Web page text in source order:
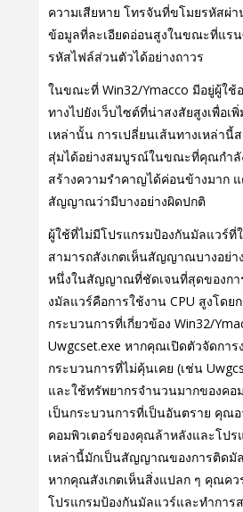
ความเสียหาย โทรจันที่ขโมยรหัสผ่
ข้อมูลที่ละเอียดอ่อนสูงในขณะที่แร
รหัสไฟล์ส่วนตัวได้อย่างถาวร
ในขณะที่ Win32/Ymacco มีอยู่ผู้ใช้
ทางไปยังเว็บไซต์ที่น่าสงสัยสูงเพื่อเ
เหล่านั้น การเปลี่ยนเส้นทางเหล่านี้
สุ่มได้อย่างสมบูรณ์ในขณะที่คุณกําลั
สร้างความรําคาญได้ค่อนข้างมาก
สัญญาณว่ามีบางอย่างผิดปกติ
ผู้ใช้ที่ไม่มีโปรแกรมป้องกันมัลแวร์
สามารถสังเกตเห็นสัญญาณบางอย่า
หนึ่งในสัญญาณที่ชัดเจนที่สุดของกา
งมัลแวร์คือการใช้งาน CPU สูงโดย
กระบวนการที่เกี่ยวข้อง Win32/
Uwgcset.exe หากคุณเปิดตัวจัดการ
กระบวนการที่ไม่คุ้นเคย (เช่น
และใช้ทรัพยากรจํานวนมากของคอ
เป็นกระบวนการที่เป็นอันตราย คุณอ
คอมพิวเตอร์ของคุณล้าหลังและโปร
เหล่านี้มักเป็นสัญญาณของการติดมั
หากคุณสังเกตเห็นสิ่งแปลก ๆ คุณค
โปรแกรมป้องกันมัลแวร์และทําการ